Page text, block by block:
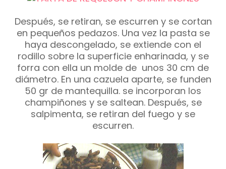
Después, se retiran, se escurren y se cortan
en pequeños pedazos. Una vez la pasta se
haya descongelado, se extiende con el
rodillo sobre la superficie enharinada, y se
forra con ella un molde de unos 30 cm de
diámetro. En una cazuela aparte, se funden
50 gr de mantequilla. se incorporan los
champiñones y se saltean. Después, se
salpimenta, se retiran del fuego y se
escurren.